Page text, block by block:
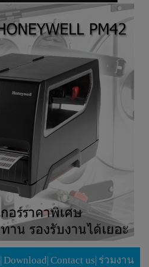
| Download| Contact us| ร่วมงาน